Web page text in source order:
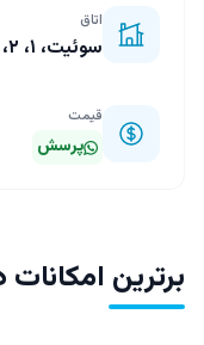
اتاق
سوئیت، ۱، ۲، سه خوابه
قیمت
پرسش
برترین امکانات